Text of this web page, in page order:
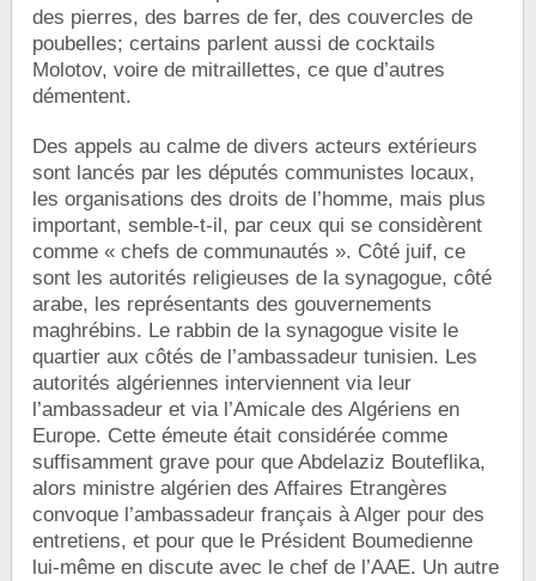
des pierres, des barres de fer, des couvercles de
poubelles; certains parlent aussi de cocktails
Molotov, voire de mitraillettes, ce que d’autres
démentent.
Des appels au calme de divers acteurs extérieurs
sont lancés par les députés communistes locaux,
les organisations des droits de l’homme, mais plus
important, semble-t-il, par ceux qui se considèrent
comme « chefs de communautés ». Côté juif, ce
sont les autorités religieuses de la synagogue, côté
arabe, les représentants des gouvernements
maghrébins. Le rabbin de la synagogue visite le
quartier aux côtés de l’ambassadeur tunisien. Les
autorités algériennes interviennent via leur
l’ambassadeur et via l’Amicale des Algériens en
Europe. Cette émeute était considérée comme
suffisamment grave pour que Abdelaziz Bouteflika,
alors ministre algérien des Affaires Etrangères
convoque l’ambassadeur français à Alger pour des
entretiens, et pour que le Président Boumedienne
lui-même en discute avec le chef de l’AAE. Un autre